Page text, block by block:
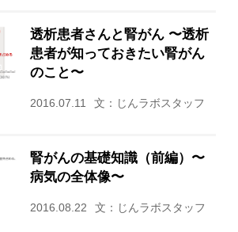
透析患者さんと腎がん 〜透析
患者が知っておきたい腎がん
のこと〜
2016.07.11 文：じんラボスタッフ
腎がんの基礎知識（前編）〜
病気の全体像〜
2016.08.22 文：じんラボスタッフ